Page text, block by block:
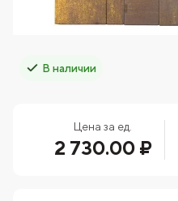
В наличии
Цена за ед.
2 730.00 ₽